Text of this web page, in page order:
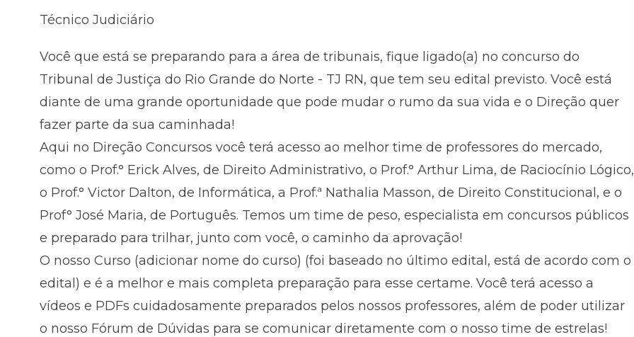
Técnico Judiciário
Você que está se preparando para a área de tribunais, fique ligado(a) no concurso do
Tribunal de Justiça do Rio Grande do Norte - TJ RN, que tem seu edital previsto. Você está
diante de uma grande oportunidade que pode mudar o rumo da sua vida e o Direção quer
fazer parte da sua caminhada!
Aqui no Direção Concursos você terá acesso ao melhor time de professores do mercado,
como o Prof.° Erick Alves, de Direito Administrativo, o Prof.° Arthur Lima, de Raciocínio Lógico,
o Prof.° Victor Dalton, de Informática, a Prof.ª Nathalia Masson, de Direito Constitucional, e o
Prof° José Maria, de Português. Temos um time de peso, especialista em concursos públicos
e preparado para trilhar, junto com você, o caminho da aprovação!
O nosso Curso (adicionar nome do curso) (foi baseado no último edital, está de acordo com o
edital) e é a melhor e mais completa preparação para esse certame. Você terá acesso a
vídeos e PDFs cuidadosamente preparados pelos nossos professores, além de poder utilizar
o nosso Fórum de Dúvidas para se comunicar diretamente com o nosso time de estrelas!